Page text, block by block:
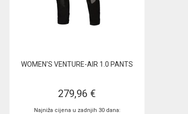
WOMEN'S VENTURE-AIR 1.0 PANTS
279,96 €
Najniža cijena u zadnjih 30 dana: